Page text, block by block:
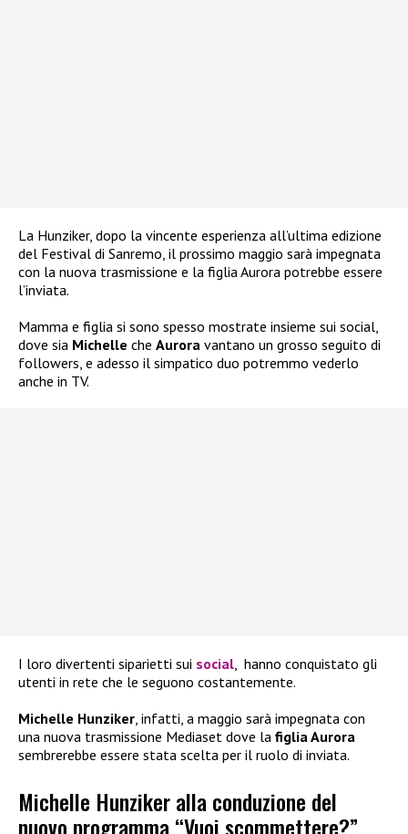
La Hunziker, dopo la vincente esperienza all’ultima edizione
del Festival di Sanremo, il prossimo maggio sarà impegnata
con la nuova trasmissione e la figlia Aurora potrebbe essere
l’inviata.
Mamma e figlia si sono spesso mostrate insieme sui social,
dove sia Michelle che Aurora vantano un grosso seguito di
followers, e adesso il simpatico duo potremmo vederlo
anche in TV.
I loro divertenti siparietti sui social, hanno conquistato gli
utenti in rete che le seguono costantemente.
Michelle Hunziker, infatti, a maggio sarà impegnata con
una nuova trasmissione Mediaset dove la figlia Aurora
sembrerebbe essere stata scelta per il ruolo di inviata.
Michelle Hunziker alla conduzione del
nuovo programma “Vuoi scommettere?”